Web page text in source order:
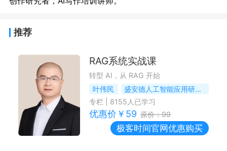
推荐
RAG系统实战课
转型 AI，从 RAG 开始
叶伟民
盛安德人工智能应用研究院总工程师，RAG 技术专家
专栏
8155人已学习
优惠价￥ 59 原价：99
极客时间官网优惠购买